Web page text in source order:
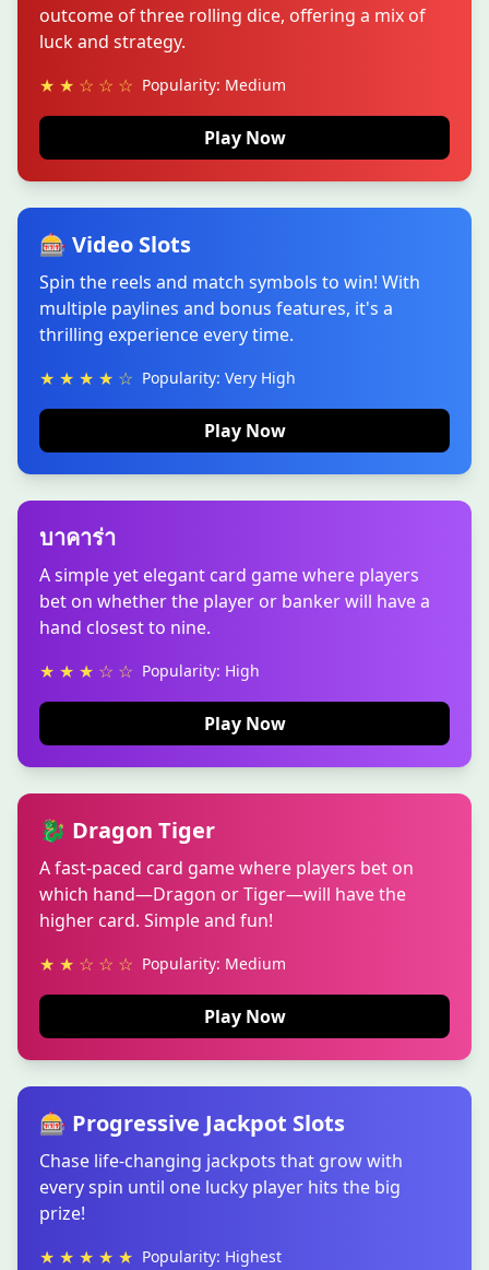
outcome of three rolling dice, offering a mix of
luck and strategy.
★ ★ ☆ ☆ ☆ Popularity: Medium
Play Now
🎰 Video Slots
Spin the reels and match symbols to win! With
multiple paylines and bonus features, it's a
thrilling experience every time.
★ ★ ★ ★ ☆ Popularity: Very High
Play Now
บาคาร่า
A simple yet elegant card game where players
bet on whether the player or banker will have a
hand closest to nine.
★ ★ ★ ☆ ☆ Popularity: High
Play Now
🐉 Dragon Tiger
A fast-paced card game where players bet on
which hand—Dragon or Tiger—will have the
higher card. Simple and fun!
★ ★ ☆ ☆ ☆ Popularity: Medium
Play Now
🎰 Progressive Jackpot Slots
Chase life-changing jackpots that grow with
every spin until one lucky player hits the big
prize!
★ ★ ★ ★ ★ Popularity: Highest